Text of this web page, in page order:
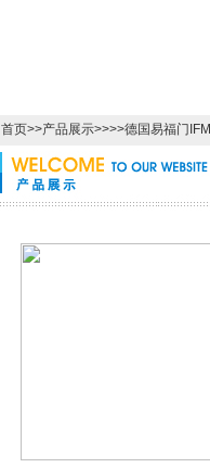
首页>>产品展示>>>>德国易福门IFM